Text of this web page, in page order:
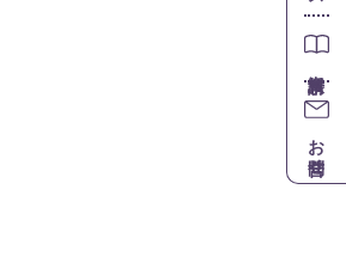
お問合せ